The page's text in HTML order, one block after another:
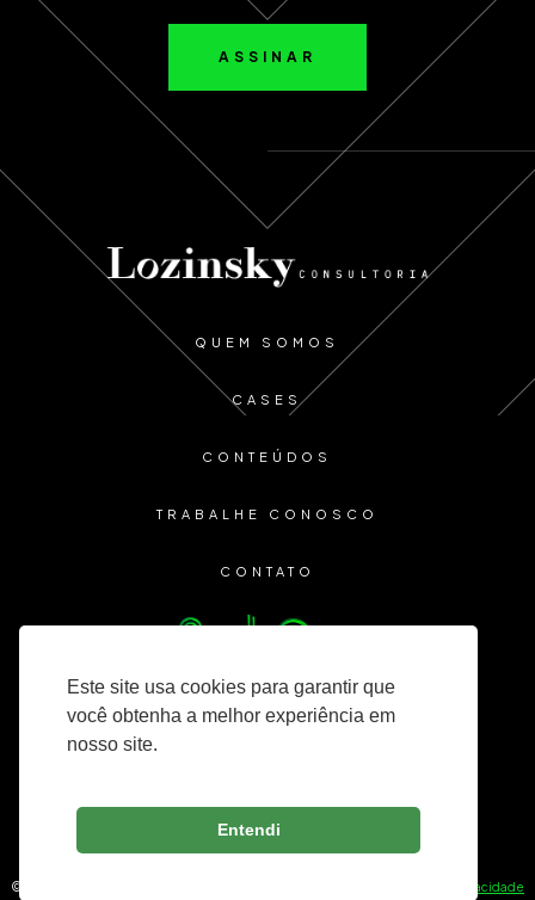
ASSINAR
QUEM SOMOS
CASES
CONTEÚDOS
TRABALHE CONOSCO
CONTATO
© 2025 Lozinsky Consultoria — Todos os direitos reservados. — Política de Privacidade
Este site usa cookies para garantir que
você obtenha a melhor experiência em
nosso site.
Entendi